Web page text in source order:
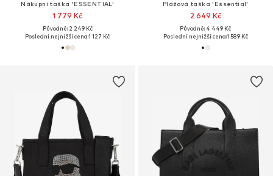
Nákupní taška 'ESSENTIAL'
1 779 Kč
Původně: 2 249 Kč
Poslední nejnižší cena:1 127 Kč
Plážová taška 'Essential'
2 649 Kč
Původně: 4 449 Kč
Poslední nejnižší cena:1 589 Kč